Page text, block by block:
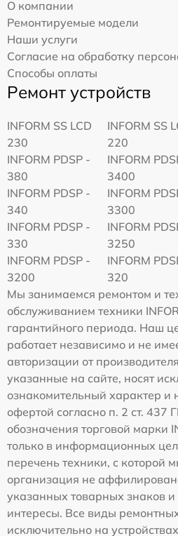
О компании
Ремонтируемые модели
Наши услуги
Согласие на обработку
Способы оплаты
Ремонт устройств
INFORM SS LCD
230
INFORM SS
220
INFORM PDSP -
380
INFORM
3400
INFORM PDSP -
340
INFORM
3300
INFORM PDSP -
330
INFORM
3250
INFORM PDSP -
3200
INFORM
320
Мы занимаемся ремонтом и
обслуживанием техники
гарантийного периода. Наш
работает независимо и не
авторизации от
указанные на сайте, носят
ознакомительный характер и
офертой согласно п. 2 ст. 437
обозначения торговой марки
только в информационных
перечень техники, с которой
организация не
указанных товарных знаков и
интересы. Все виды
исключительно на